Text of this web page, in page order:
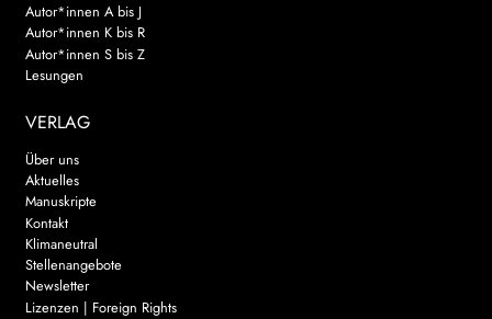
Autor*innen A bis J
Autor*innen K bis R
Autor*innen S bis Z
Lesungen
VERLAG
Über uns
Aktuelles
Manuskripte
Kontakt
Klimaneutral
Stellenangebote
Newsletter
Lizenzen | Foreign Rights